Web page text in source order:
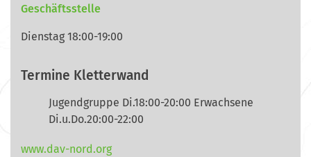
Geschäftsstelle
Dienstag 18:00-19:00
Termine Kletterwand
Jugendgruppe Di.18:00-20:00 Erwachsene
Di.u.Do.20:00-22:00
www.dav-nord.org